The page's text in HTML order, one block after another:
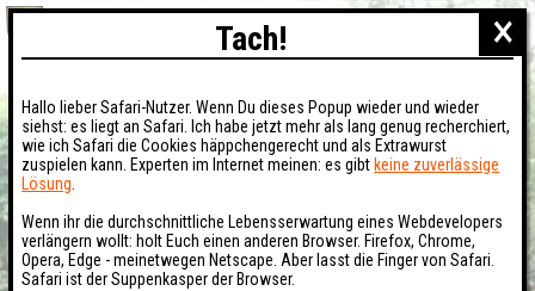
×
Tach!
Hallo lieber Safari-Nutzer. Wenn Du dieses Popup wieder und wieder
siehst: es liegt an Safari. Ich habe jetzt mehr als lang genug recherchiert,
wie ich Safari die Cookies häppchengerecht und als Extrawurst
zuspielen kann. Experten im Internet meinen: es gibt keine zuverlässige
Lösung
Wenn ihr die durchschnittliche Lebensserwartung eines Webdevelopers
verlängern wollt: holt Euch einen anderen Browser. Firefox, Chrome,
Opera, Edge - meinetwegen Netscape. Aber lasst die Finger von Safari.
Safari ist der Suppenkasper der Browser.